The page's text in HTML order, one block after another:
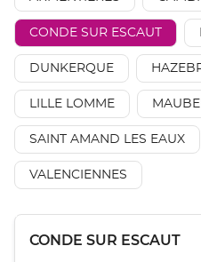
AÉSIO
mutuelle
CONDE SUR ESCAUT
DUNKERQUE
LILLE LOMME
SAINT AMAND LES EAUX
VALENCIENNES
surPoint
CONDE SUR ESCAUT